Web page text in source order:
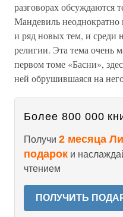
разговорах обсуждаются
Мандевиль неоднократно
и ряд новых тем, и среди
религии. Эта тема очень
первом томе «Басни»,
ней обрушившаяся на
Более 800 000
Получи 2 месяца
подарок и
чтением
ПОЛУЧИТЬ